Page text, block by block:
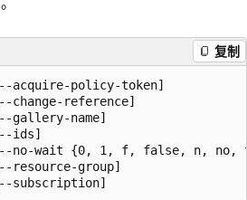
复制
acquire-policy-token]
change-reference]
gallery-name]
ids]
no-wait {0, 1, f, false, n, no,
resource-group]
subscription]